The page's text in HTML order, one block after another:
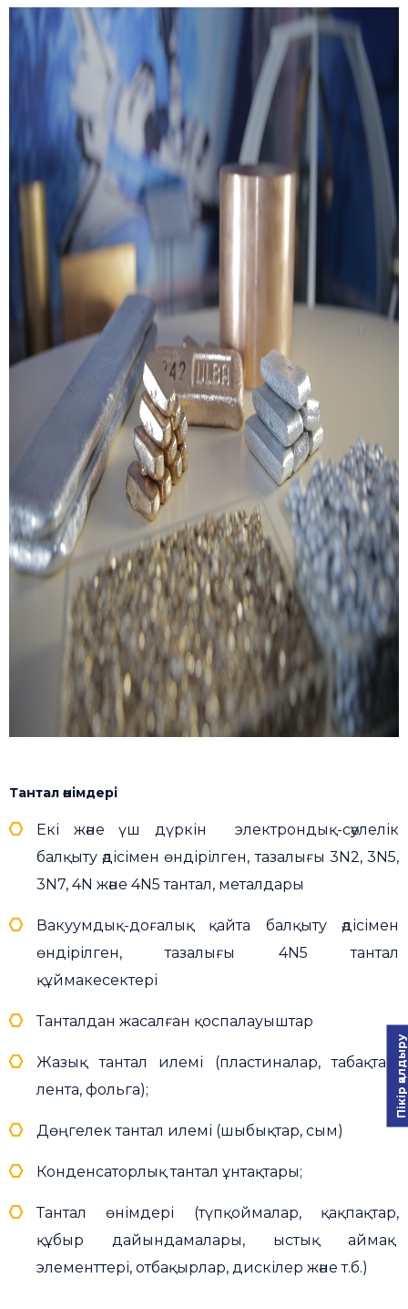
Тантал өнімдері
Екі және үш дүркін электрондық-сәулелік
балқыту әдісімен өндірілген, тазалығы 3N2, 3N5,
3N7, 4N және 4N5 тантал, металдары
Вакуумдық-доғалық қайта балқыту әдісімен
өндірілген, тазалығы 4N5 тантал
құймакесектері
Танталдан жасалған қоспалауыштар
Жазық тантал илемі (пластиналар, табақтар,
лента, фольга);
Дөңгелек тантал илемі (шыбықтар, сым)
Конденсаторлық тантал ұнтақтары;
Тантал өнімдері (түпқоймалар, қақпақтар,
құбыр дайындамалары, ыстық аймақ
элементтері, отбақырлар, дискілер және т.б.)
Пікір қалдыру